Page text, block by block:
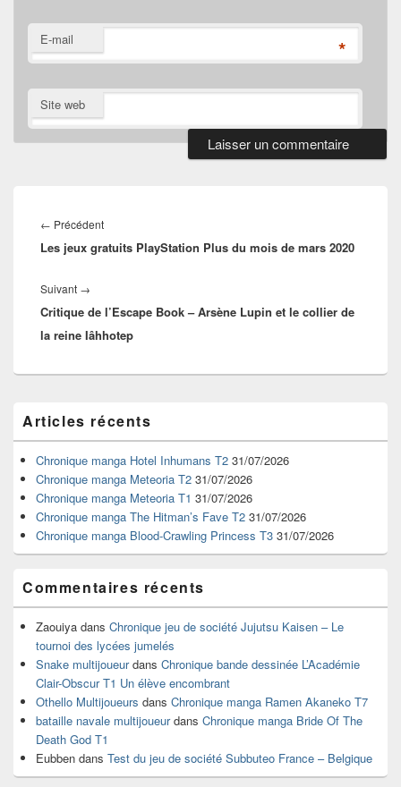
E-mail *
Site web
de
l’article
← PrécédentArticle
précédent :
Les jeux gratuits PlayStation Plus du mois de mars 2020
Suivant →
suivant :
Critique de l’Escape Book – Arsène Lupin et le collier de
la reine Iâhhotep
principale
de
widget
pour
barre
latérale
Articles récents
Chronique manga Hotel Inhumans T2 31/07/2026
Chronique manga Meteoria T2 31/07/2026
Chronique manga Meteoria T1 31/07/2026
Chronique manga The Hitman’s Fave T2 31/07/2026
Chronique manga Blood-Crawling Princess T3 31/07/2026
Commentaires récents
Zaouiya dans Chronique jeu de société Jujutsu Kaisen – Le
tournoi des lycées jumelés
Snake multijoueurdans Chronique bande dessinée L’Académie
Clair-Obscur T1 Un élève encombrant
Othello Multijoueurs dans Chronique manga Ramen Akaneko T7
bataille navale multijoueurdans Chronique manga Bride Of The
Death God T1
Eubben dans Test du jeu de société Subbuteo France – Belgique